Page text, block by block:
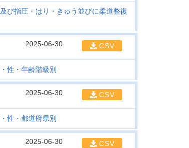
び指圧・はり・きゅう並びに柔道整復
2025-06-30 CSV
性・年齢階級別
2025-06-30 CSV
性・都道府県別
2025-06-30 CSV